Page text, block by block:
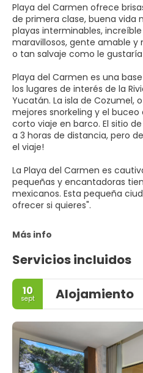
Playa del Carmen ofrece
de primera clase, buena vida
playas interminables,
maravillosos, gente amable y
o tan salvaje como le
Playa del Carmen es una
los lugares de interés de la
Yucatán. La isla de Cozumel,
mejores snorkeling y el buceo
corto viaje en barco. El sitio
a 3 horas de distancia, pero
el viaje!
La Playa del Carmen es
pequeñas y encantadoras
mexicanos. Esta pequeña
ofrecer si quieres".
Más info
Servicios incluidos
10
sept Alojamiento